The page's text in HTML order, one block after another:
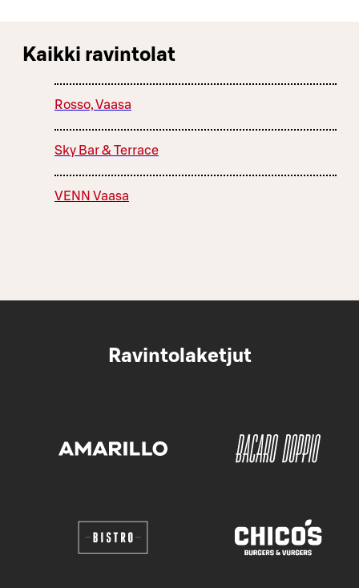
Kaikki ravintolat
Rosso, Vaasa
Sky Bar & Terrace
VENN Vaasa
Ravintolaketjut